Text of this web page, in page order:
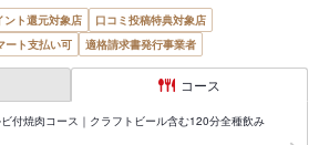
ント還元対象店
口コミ投稿特典対象店
ート支払い可 適格請求書発行事業者
コース
ビ付焼肉コース｜クラフトビール含む120分全種飲み